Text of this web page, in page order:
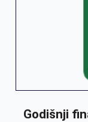
Godišnji